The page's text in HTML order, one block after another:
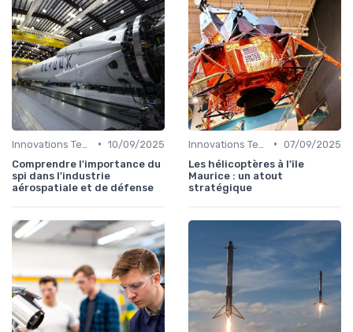
• 10/09/2025
Comprendre l'importance du
spi dans l'industrie
aérospatiale et de défense
• 07/09/2025
Les hélicoptères à l'île
Maurice : un atout
stratégique